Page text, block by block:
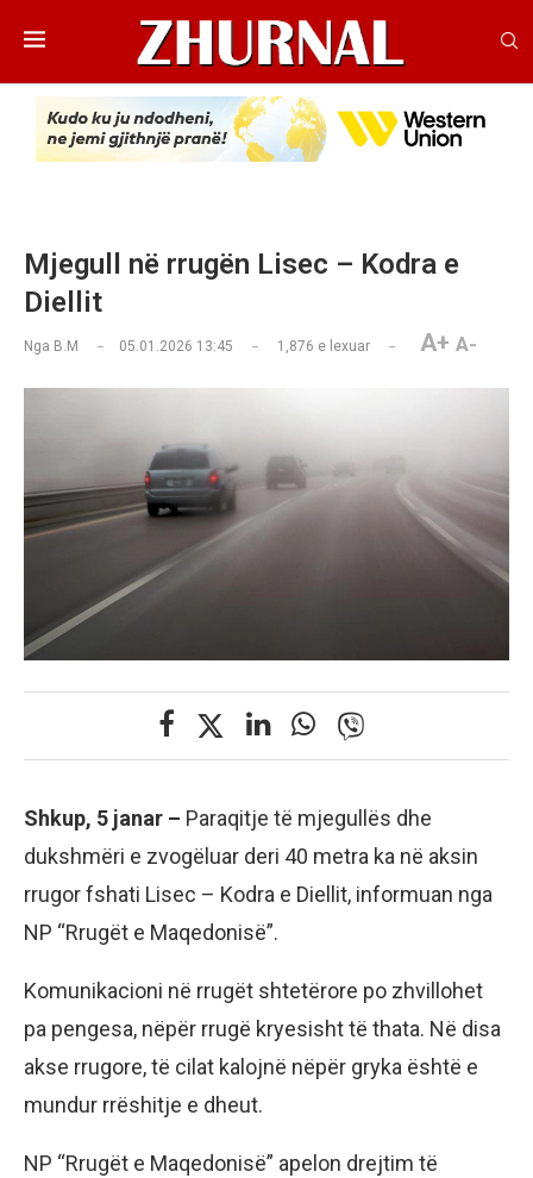
Mjegull në rrugën Lisec – Kodra e
Diellit
Nga B.M 05.01.2026 13:45 1,876 e lexuar A+ A-
Shkup, 5 janar – Paraqitje të mjegullës dhe
dukshmëri e zvogëluar deri 40 metra ka në aksin
rrugor fshati Lisec – Kodra e Diellit, informuan nga
NP “Rrugët e Maqedonisë”.
Komunikacioni në rrugët shtetërore po zhvillohet
pa pengesa, nëpër rrugë kryesisht të thata. Në disa
akse rrugore, të cilat kalojnë nëpër gryka është e
mundur rrëshitje e dheut.
NP “Rrugët e Maqedonisë” apelon drejtim të